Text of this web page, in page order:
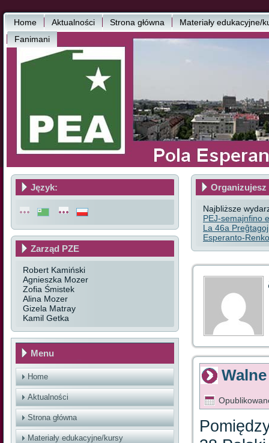
Home Aktualności Strona główna
Materiały edukacyjne/
Fanimani
Język:
Zarząd PZE
Robert Kamiński
Agnieszka Mozer
Zofia Śmistek
Alina Mozer
Gizela Matray
Kamil Getka
Menu
Home
Aktualności
Strona główna
Materiały edukacyjne/kursy
Organizujesz
Najbliższe
PEJ-semajnfino
La 46a
Esperanto-